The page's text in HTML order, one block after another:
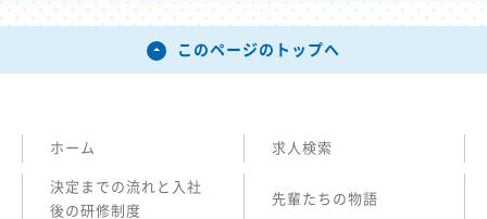
このページのトップへ
ホーム 求人検索
決定までの流れと入社
後の研修制度
先輩たちの物語